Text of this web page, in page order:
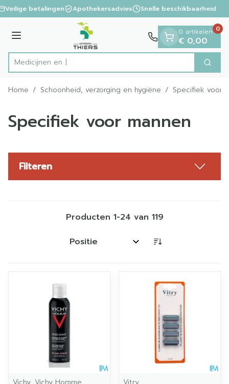
Ga naar de inhoud
1 van 1
Veilige betalingen Apothekersadvies Snelle beschikbaarheid
Menu
Product, merk, categorie... Zoek
0 artikelen
€ 0,00
0
Home / Schoonheid, verzorging en hygiëne / Specifiek voor
Specifiek voor mannen
Filteren
Producten 1-24 van 119
Sorteer op: